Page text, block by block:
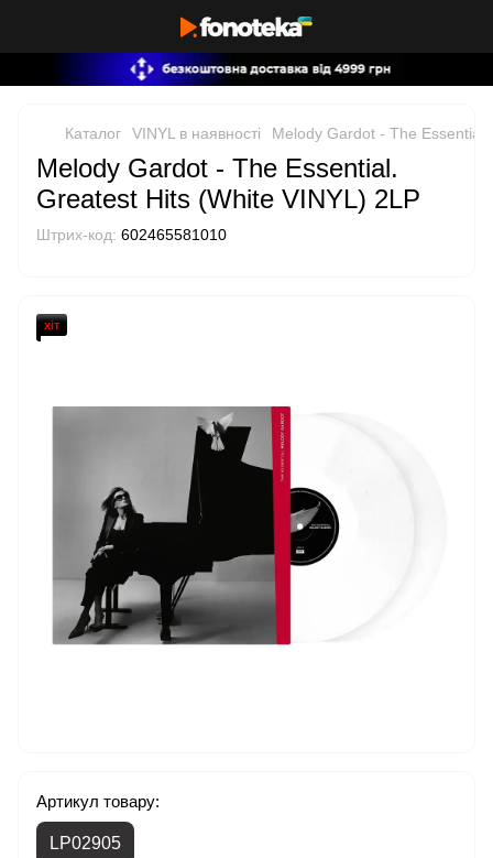
Каталог VINYL в наявності Melody Gardot - The
Melody Gardot - The Essential.
Greatest Hits (White VINYL) 2LP
Штрих-код: 602465581010
хіт
Артикул товару:
LP02905